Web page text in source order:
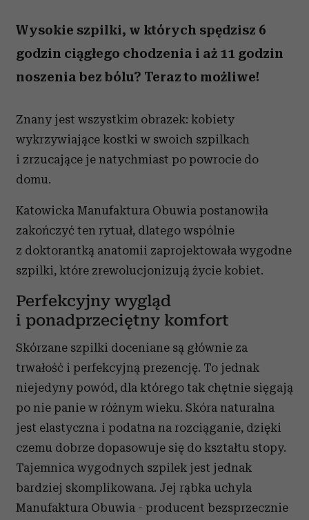
Wysokie szpilki, w których spędzisz 6
godzin ciągłego chodzenia i aż 11 godzin
noszenia bez bólu? Teraz to możliwe!
Znany jest wszystkim obrazek: kobiety
wykrzywiające kostki w swoich szpilkach
i zrzucające je natychmiast po powrocie do
domu.
Katowicka Manufaktura Obuwia postanowiła
zakończyć ten rytuał, dlatego wspólnie
z doktorantką anatomii zaprojektowała wygodne
szpilki, które zrewolucjonizują życie kobiet.
Perfekcyjny wygląd
i ponadprzeciętny komfort
Skórzane szpilki doceniane są głównie za
trwałość i perfekcyjną prezencję. To jednak
niejedyny powód, dla którego tak chętnie sięgają
po nie panie w różnym wieku. Skóra naturalna
jest elastyczna i podatna na rozciąganie, dzięki
czemu dobrze dopasowuje się do kształtu stopy.
Tajemnica wygodnych szpilek jest jednak
bardziej skomplikowana. Jej rąbka uchyla
Manufaktura Obuwia - producent bezsprzecznie